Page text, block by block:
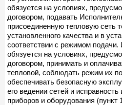
обязуется на условиях,
договором, подавать
присоединенную тепловую сеть
установленного качества и в
соответствии с режимом подачи.
обязуется на условиях,
договором, принимать и
тепловой, соблюдать режим их
обеспечивать безопасную
его ведении сетей и
приборов и оборудования (пункт